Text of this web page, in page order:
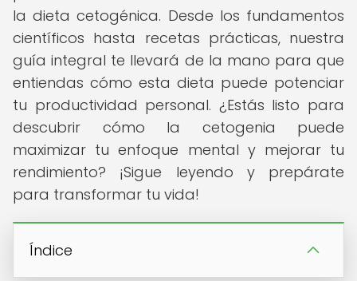
la dieta cetogénica. Desde los fundamentos
científicos hasta recetas prácticas, nuestra
guía integral te llevará de la mano para que
entiendas cómo esta dieta puede potenciar
tu productividad personal. ¿Estás listo para
descubrir cómo la cetogenia puede
maximizar tu enfoque mental y mejorar tu
rendimiento? ¡Sigue leyendo y prepárate
para transformar tu vida!
Índice